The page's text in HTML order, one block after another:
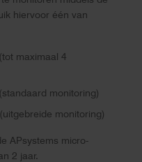
hiervoor één van
(tot maximaal 4
(standaard monitoring)
(uitgebreide monitoring)
APsystems micro-
2 jaar.